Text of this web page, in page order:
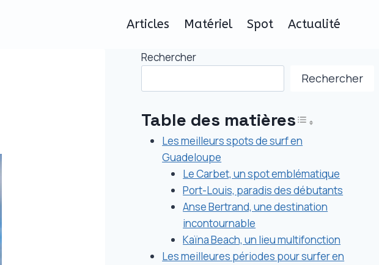
Articles Matériel Spot Actualité
Rechercher
Rechercher
Table des matièresToggle
Les meilleurs spots de surf en
Guadeloupe
Le Carbet, un spot emblématique
Port-Louis, paradis des débutants
Anse Bertrand, une destination
incontournable
Kaïna Beach, un lieu multifonction
Les meilleures périodes pour surfer en